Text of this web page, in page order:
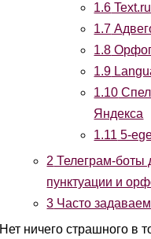
1.6 Text.ru
1.7
1.8
1.9
1.10
Яндекса
1.11 5-
2 Телеграм-боты
пунктуации и
3 Часто
Нет ничего страшного в